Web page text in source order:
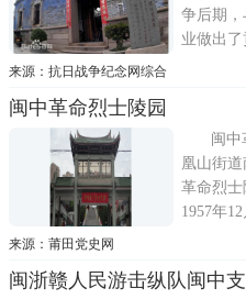
争后期
业做出
认真负
火车南
平方米
来源：抗日战争纪念网综合
闽中革命烈士陵园
闽中
凰山街
革命烈士
1957年
革命纪
更名为闽
来源：莆田党史网
闽浙赣人民游击纵队闽中